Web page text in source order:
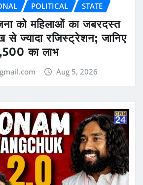
POLITICAL STATE
को महिलाओं का जबरदस्त
से ज्यादा रजिस्ट्रेशन; जानिए
का लाभ
Aug 5, 2026